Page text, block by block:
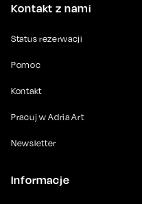
Kontakt z nami
Status rezerwacji
Pomoc
Kontakt
Pracuj w Adria Art
Newsletter
Informacje